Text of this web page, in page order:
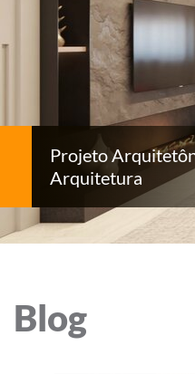
Projeto
Arquitetura
Blog